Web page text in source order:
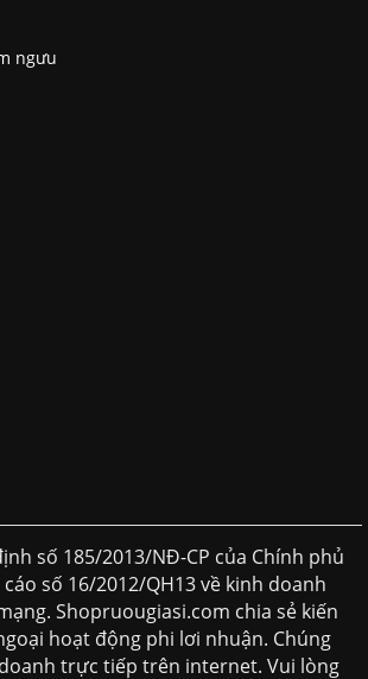
ngưu
số 185/2013/NĐ-CP của Chính phủ
số 16/2012/QH13 về kinh doanh
Shopruougiasi.com chia sẻ kiến
hoạt động phi lơi nhuận. Chúng
trực tiếp trên internet. Vui lòng